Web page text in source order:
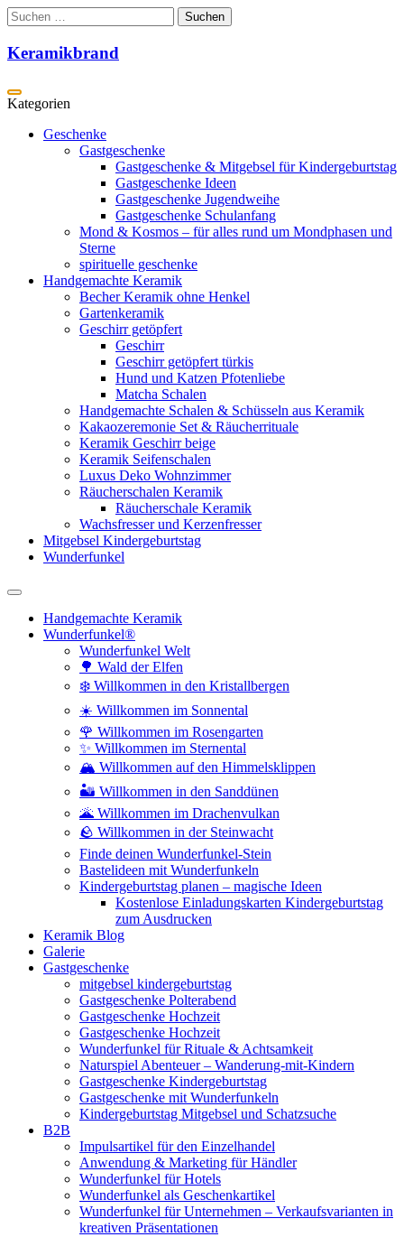
Zum
Inhalt
springen
Suchen
nach:
Keramikbrand
Geschenke
Gastgeschenke
Gastgeschenke & Mitgebsel für Kindergeburtstag
Gastgeschenke Ideen
Gastgeschenke Jugendweihe
Gastgeschenke Schulanfang
Mond & Kosmos – für alles rund um Mondphasen und
Sterne
spirituelle geschenke
Handgemachte Keramik
Becher Keramik ohne Henkel
Gartenkeramik
Geschirr getöpfert
Geschirr
Geschirr getöpfert türkis
Hund und Katzen Pfotenliebe
Matcha Schalen
Handgemachte Schalen & Schüsseln aus Keramik
Kakaozeremonie Set & Räucherrituale
Keramik Geschirr beige
Keramik Seifenschalen
Luxus Deko Wohnzimmer
Räucherschalen Keramik
Räucherschale Keramik
Wachsfresser und Kerzenfresser
Mitgebsel Kindergeburtstag
Wunderfunkel
Handgemachte Keramik
Wunderfunkel®
Wunderfunkel Welt
🌳 Wald der Elfen
❄️ Willkommen in den Kristallbergen
☀️ Willkommen im Sonnental
🌹 Willkommen im Rosengarten
✨ Willkommen im Sternental
🏔️ Willkommen auf den Himmelsklippen
🏜️ Willkommen in den Sanddünen
🌋 Willkommen im Drachenvulkan
🪨 Willkommen in der Steinwacht
Finde deinen Wunderfunkel-Stein
Bastelideen mit Wunderfunkeln
Kindergeburtstag planen – magische Ideen
Kostenlose Einladungskarten Kindergeburtstag
zum Ausdrucken
Keramik Blog
Galerie
Gastgeschenke
mitgebsel kindergeburtstag
Gastgeschenke Polterabend
Gastgeschenke Hochzeit
Gastgeschenke Hochzeit
Wunderfunkel für Rituale & Achtsamkeit
Naturspiel Abenteuer – Wanderung-mit-Kindern
Gastgeschenke Kindergeburtstag
Gastgeschenke mit Wunderfunkeln
Kindergeburtstag Mitgebsel und Schatzsuche
B2B
Impulsartikel für den Einzelhandel
Anwendung & Marketing für Händler
Wunderfunkel für Hotels
Wunderfunkel als Geschenkartikel
Wunderfunkel für Unternehmen – Verkaufsvarianten in
kreativen Präsentationen